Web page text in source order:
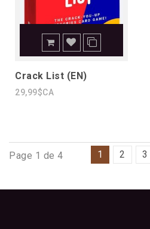
Crack List (EN)
29,99$CA
Page 1 de 4 1 2 3